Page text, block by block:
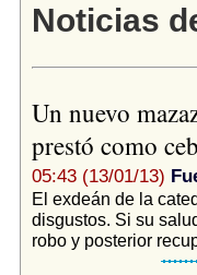
Noticias
Un nuevo
prestó como
05:43 (13/01/13)
El exdeán de la
disgustos. Si su
robo y posterior